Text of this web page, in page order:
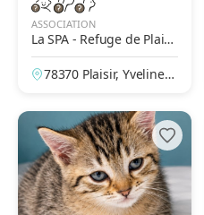
ASSOCIATION
La SPA - Refuge de Plaisi
r
78370 Plaisir, Yvelines,